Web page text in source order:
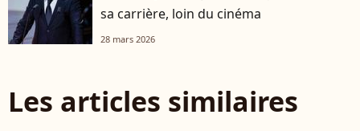
sa carrière, loin du cinéma
28 mars 2026
Les articles similaires